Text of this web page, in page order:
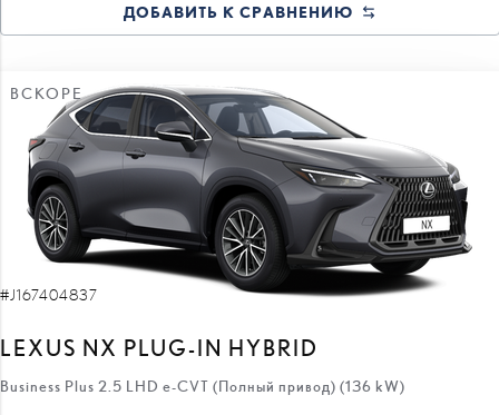
ДОБАВИТЬ К СРАВНЕНИЮ
ВСКОРЕ
#J167404837
LEXUS NX PLUG-IN HYBRID
Business Plus 2.5 LHD e-CVT (Полный привод) (136 kW)